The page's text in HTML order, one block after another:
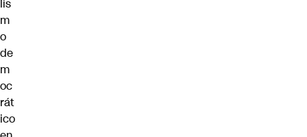
lis
m
o
de
m
oc
rát
ico